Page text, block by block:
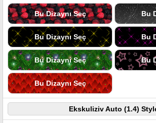
Bu Dizaynı Seç Bu
Bu Dizaynı Seç Bu
Bu Dizaynı Seç Bu
Bu Dizaynı Seç
Ekskuliziv Auto (1.4)